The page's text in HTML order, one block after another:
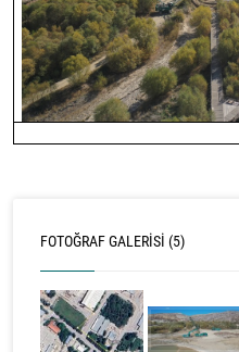
FOTOĞRAF GALERISI (5)